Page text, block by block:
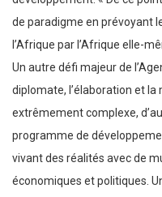
de paradigme en prévoyant
l’Afrique par l’Afrique elle-
Un autre défi majeur de
diplomate, l’élaboration et la
extrêmement complexe,
programme de
vivant des réalités avec de
économiques et politiques.